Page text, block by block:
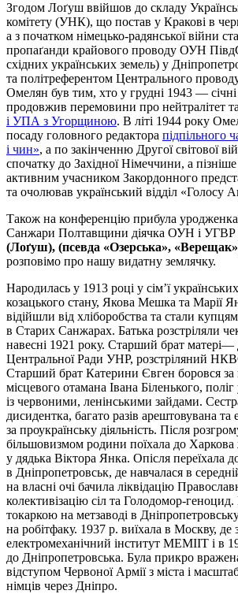
Згодом Лоґуш ввійшов до складу
комітету (УНК), що постав у Кракові в
а з початком німецько-радянської війни
пропаґанди крайового проводу ОУН
східних українських земель) у
та політреферентом Центрального
Омелян був тим, хто у грудні 1943 —
продовжив перемовини про нейтралітет та
і УПА з Угорщиною. В літі 1944 року
посаду головного редактора підпільного
і чин», а по закінченню Другої світової
спочатку до Західної Німеччини, а
активним учасником Закордонного
та очолював український відділ «Голосу
Також на конференцію прибула уродженка
Санжари Полтавщини діячка ОУН і УГВР
(Лоґуш), (псевда «Озерська»,
розповімо про нашу видатну землячку.
Народилась у 1913 році у сім’ї українських
козацького стану, Якова Мешка та Марії
відійшли від хліборобства та стали
в Старих Санжарах. Батька розстріляли
навесні 1921 року. Старший брат матері—
Центральної Ради УНР, розстріляний
Старший брат Катерини Євген боровся
місцевого отамана Івана Біленького,
із червоними, ленінськими зайдами.
дисидентка, багато разів арештовувана та
за проукраїнську діяльність. Після
більшовизмом родини поїхала до
у дядька Віктора Янка. Опісля переїхала
в Дніпропетровськ, де навчалася в
на власні очі бачила ліквідацію
колективізацію сіл та Голодомор-
токаркою на метзаводі в
на робітфаку. 1937 р. виїхала в Москву, де
електромеханічний інститут МЕМІІТ і в
до Дніпропетровська. Була прикро
відступом Червоної Армії з міста і
німців через Дніпро.